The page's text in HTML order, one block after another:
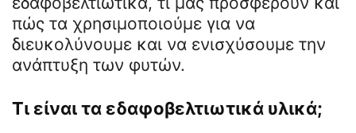
πώς τα χρησιμοποιούμε για να
διευκολύνουμε και να ενισχύσουμε την
ανάπτυξη των φυτών.
Τι είναι τα εδαφοβελτιωτικά υλικά;